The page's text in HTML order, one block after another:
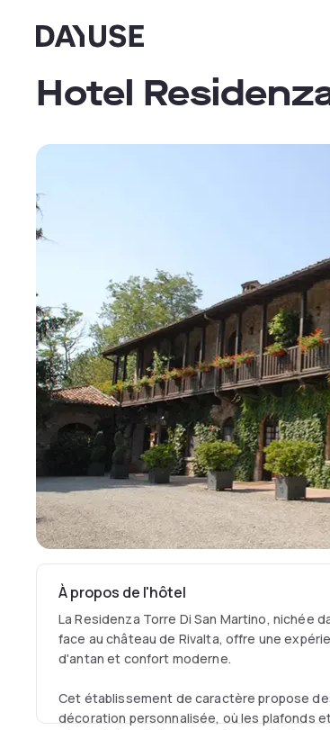
Dayuse
Hotel
À propos de l'hôtel
La Residenza Torre Di San Martino, nichée
face au château de Rivalta, offre une
d'antan et confort moderne.
Cet établissement de caractère propose
décoration personnalisée, où les plafonds